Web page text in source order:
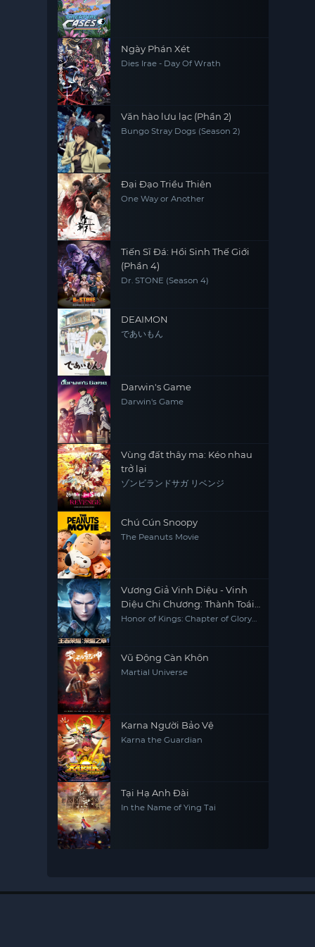
Ngày Phán Xét
Dies Irae - Day Of Wrath
Văn hào lưu lạc (Phần 2)
Bungo Stray Dogs (Season 2)
Đại Đạo Triều Thiên
One Way or Another
Tiến Sĩ Đá: Hồi Sinh Thế Giới
(Phần 4)
Dr. STONE (Season 4)
DEAIMON
であいもん
Darwin's Game
Darwin's Game
Vùng đất thây ma: Kéo nhau
trở lại
ゾンビランドサガ リベンジ
Chú Cún Snoopy
The Peanuts Movie
Vương Giả Vinh Diệu - Vinh
Diệu Chi Chương: Thành Toái
Nguyệt (Phần 2)
Honor of Kings: Chapter of Glory
Vũ Động Càn Khôn
Martial Universe
Karna Người Bảo Vệ
Karna the Guardian
Tại Hạ Anh Đài
In the Name of Ying Tai